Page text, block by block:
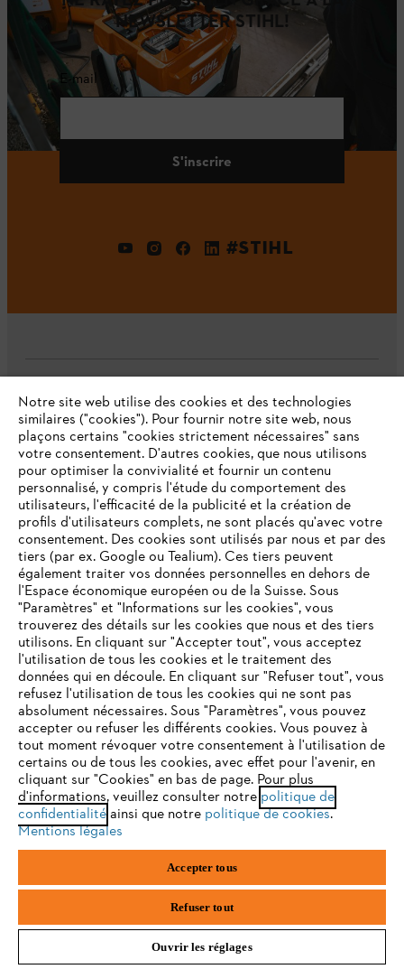
NEWSLETTER STIHL!
E-mail
S'inscrire
#STIHL
L'Entreprise
Questions fréquentes
Service
Politique de protection des données
Mentions légales Cookies
Informations juridiques
STIHL VERTRIEBS AG, 8617 Mönchaltorf
VOTRE NAVIGATEUR INTERNET
N'EST PLUS PRIS EN CHARGE
Vous utilisez un navigateur Internet que nous ne prenons plus
en charge, et certaines fonctionnalités de notre site ne
peuvent fonctionner correctement. Pour une utilisation
optimale de notre site, nous vous recommandons de passer à
l'un des navigateurs suivants :
firefox chrome
Notre site web utilise des cookies et des technologies
similaires ("cookies"). Pour fournir notre site web, nous
plaçons certains "cookies strictement nécessaires" sans
votre consentement. D'autres cookies, que nous utilisons
pour optimiser la convivialité et fournir un contenu
personnalisé, y compris l'étude du comportement des
utilisateurs, l'efficacité de la publicité et la création de
profils d'utilisateurs complets, ne sont placés qu'avec votre
consentement. Des cookies sont utilisés par nous et par des
tiers (par ex. Google ou Tealium). Ces tiers peuvent
également traiter vos données personnelles en dehors de
l'Espace économique européen ou de la Suisse. Sous
"Paramètres" et "Informations sur les cookies", vous
trouverez des détails sur les cookies que nous et des tiers
utilisons. En cliquant sur "Accepter tout", vous acceptez
l'utilisation de tous les cookies et le traitement des
données qui en découle. En cliquant sur "Refuser tout", vous
refusez l'utilisation de tous les cookies qui ne sont pas
absolument nécessaires. Sous "Paramètres", vous pouvez
accepter ou refuser les différents cookies. Vous pouvez à
tout moment révoquer votre consentement à l'utilisation de
certains ou de tous les cookies, avec effet pour l'avenir, en
cliquant sur "Cookies" en bas de page. Pour plus
d'informations, veuillez consulter notre politique de
confidentialitéainsi que notre politique de cookies.
Mentions légales
Accepter tous
Refuser tout
Ouvrir les réglages